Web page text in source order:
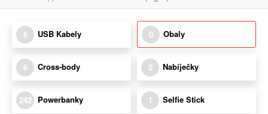
6 USB Kabely 0 Obaly
6 Cross-body 2 Nabíječky
242 Powerbanky 1 Selfie Stick